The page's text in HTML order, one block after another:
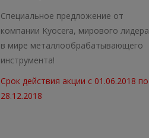
Специальное предложение от
компании Kyocera, мирового лидера
в мире металлообрабатывающего
инструмента!
Срок действия акции с 01.06.2018 по
28.12.2018